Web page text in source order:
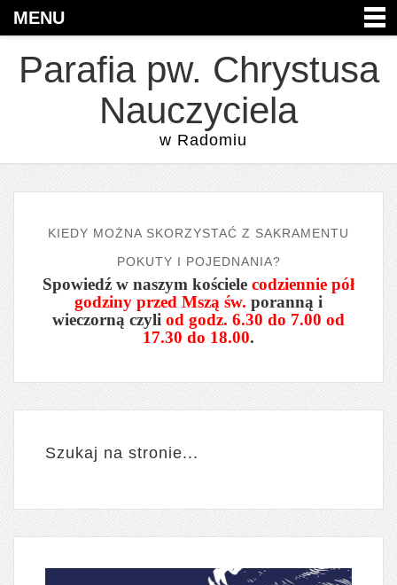
MENU
Parafia pw. Chrystusa
Nauczyciela
w Radomiu
KIEDY MOŻNA SKORZYSTAĆ Z SAKRAMENTU
POKUTY I POJEDNANIA?
Spowiedź w naszym kościele codziennie pół
godziny przed Mszą św. poranną i
wieczorną czyli od godz. 6.30 do 7.00 od
17.30 do 18.00.
Szukaj na stronie...